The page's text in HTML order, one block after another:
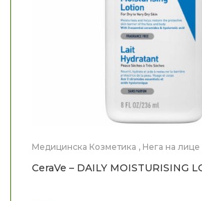
Медицинска Козметика , Нега на лице
CeraVe – DAILY MOISTURISING